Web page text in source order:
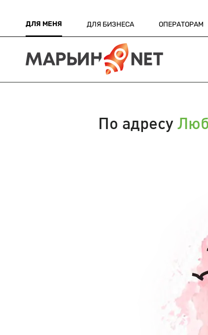
ДЛЯ МЕНЯ ДЛЯ БИЗНЕСА ОПЕРАТОРАМ
По адресу